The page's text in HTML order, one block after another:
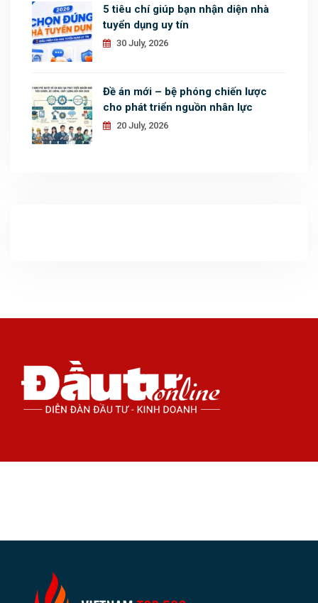
5 tiêu chí giúp bạn nhận diện nhà
tuyển dụng uy tín
30 July, 2026
Đề án mới – bệ phóng chiến lược
cho phát triển nguồn nhân lực
20 July, 2026